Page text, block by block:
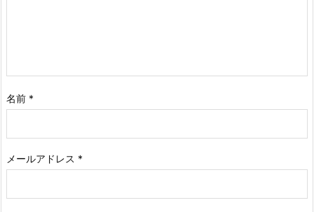
名前 *
メールアドレス *